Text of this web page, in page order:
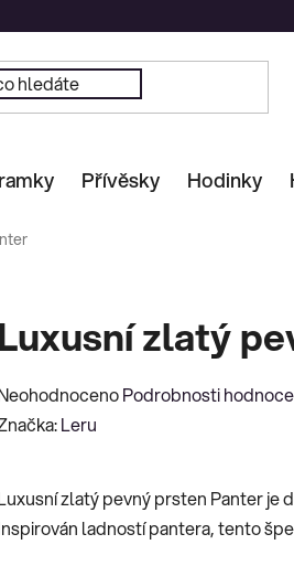
Přívěsky Hodinky
Luxusní zlatý
Podrobnosti
Leru
zlatý pevný prsten Panter je
ladností pantera, tento